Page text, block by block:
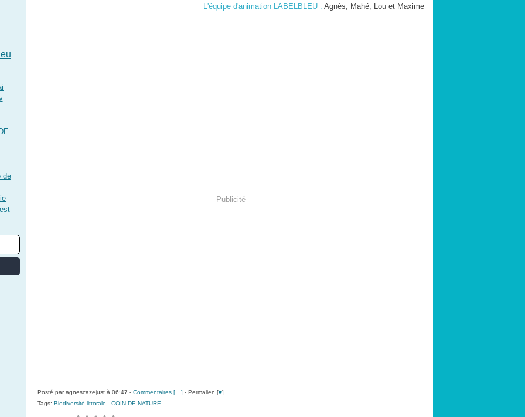
de
L'équipe d'animation LABELBLEU : Agnès, Mahé, Lou et Maxime
Publicité
Posté par agnescazejust à 06:47 - Commentaires [ ] - Permalien [#]
Tags: Biodiversité littorale COIN DE NATURE